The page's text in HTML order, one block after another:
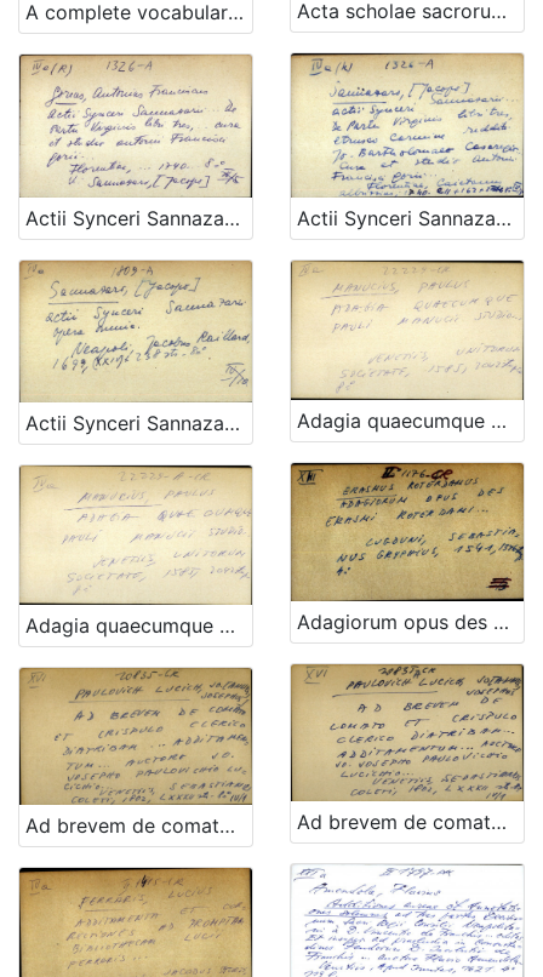
A complete vocabulary English and German oder vollstandig kleines Worterbuch Englisch und Deutsch Acta scholae sacrorum rituum in collegio romano societatis jesu anno 1749
Actii Synceri Sannazarii ... De Partu Virginis libri tres ... cura et studio Antonii Francisci Gorii - UPUTNICA Actii Synceri Sannazarii ... De Partu Virginis libri tres, Etrusco carmine redditi Jo. Bartolomaeo Casaregio ... cura et studio Antonii Francisci Gorii ...
Actii Synceri Sannazarii opera omnia Adagia quaecumque Pauli Manucci studio ...
Adagia quaecumque Pauli Manucci studio ... Adagiorum opus des Erasmi Roterdami
Ad brevem de comato et crispulo clerico diatribam... Additamentum... Auctore Jo. Josepho Paulovichio Lucichio... Ad brevem de comato et crispulo clerico diatribam... Additamentum... Auctore Jo. Josepho Paulovichio Lucichio...